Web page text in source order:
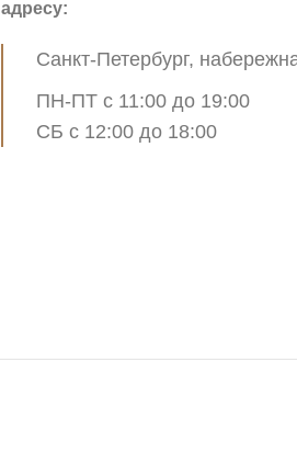
адресу:
Санкт-Петербург,
ПН-ПТ с 11:00 до 19:00
СБ с 12:00 до 18:00